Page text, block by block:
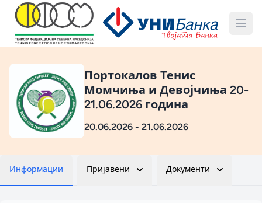
Портокалов Тенис
Момчиња и Девојчиња 20-
21.06.2026 година
20.06.2026 - 21.06.2026
Информации Пријавени Документи